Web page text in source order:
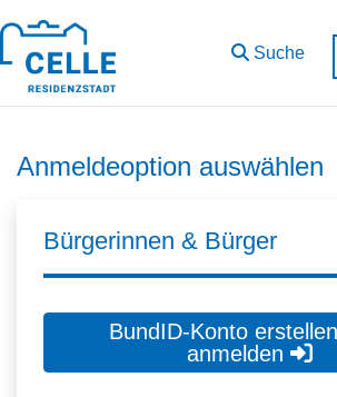
Zum Hauptinhalt springen
Suche
Anmeldeoption auswählen
Bürgerinnen & Bürger
BundID-Konto
anmelden